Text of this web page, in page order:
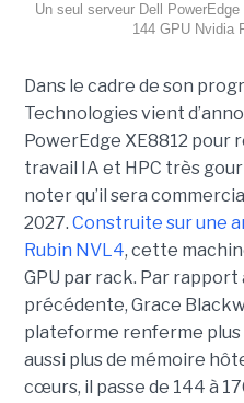
Un seul serveur Dell
144 GPU Nvidia
Dans le cadre de son
Technologies vient
PowerEdge XE8812 pour
travail IA et HPC très
noter qu’il sera
2027. Construite sur une
Rubin NVL4, cette
GPU par rack. Par
précédente, Grace
plateforme renferme plus
aussi plus de mémoire
cœurs, il passe de 144 à